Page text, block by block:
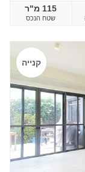
115 מ"ר
שטח הנכס
קנייה